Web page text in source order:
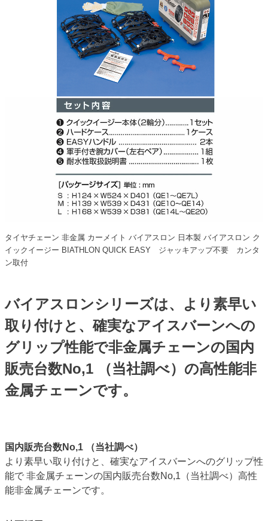
タイヤチェーン 非金属 カーメイト バイアスロン 日本製 バイアスロン ク
イックイージー BIATHLON QUICK EASY ジャッキアップ不要 カンタ
ン取付
バイアスロンシリーズは、より素早い
取り付けと、確実なアイスバーンへの
グリップ性能で非金属チェーンの国内
販売台数No,1 （当社調べ）の高性能非
金属チェーンです。
国内販売台数No,1 （当社調べ）
より素早い取り付けと、確実なアイスバーンへのグリップ性
能で 非金属チェーンの国内販売台数No,1（当社調べ）高性
能非金属チェーンです。